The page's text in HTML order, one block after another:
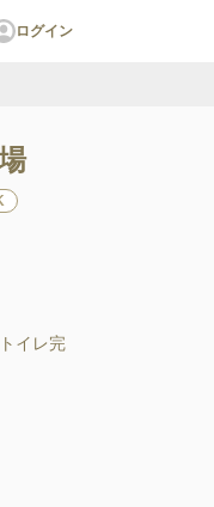
ログイン
イレ完